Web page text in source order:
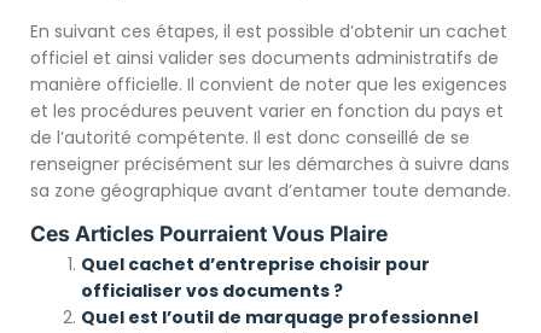
En suivant ces étapes, il est possible d’obtenir un cachet
officiel et ainsi valider ses documents administratifs de
manière officielle. Il convient de noter que les exigences
et les procédures peuvent varier en fonction du pays et
de l’autorité compétente. Il est donc conseillé de se
renseigner précisément sur les démarches à suivre dans
sa zone géographique avant d’entamer toute demande.
Ces Articles Pourraient Vous Plaire
Quel cachet d’entreprise choisir pour
officialiser vos documents ?
Quel est l’outil de marquage professionnel